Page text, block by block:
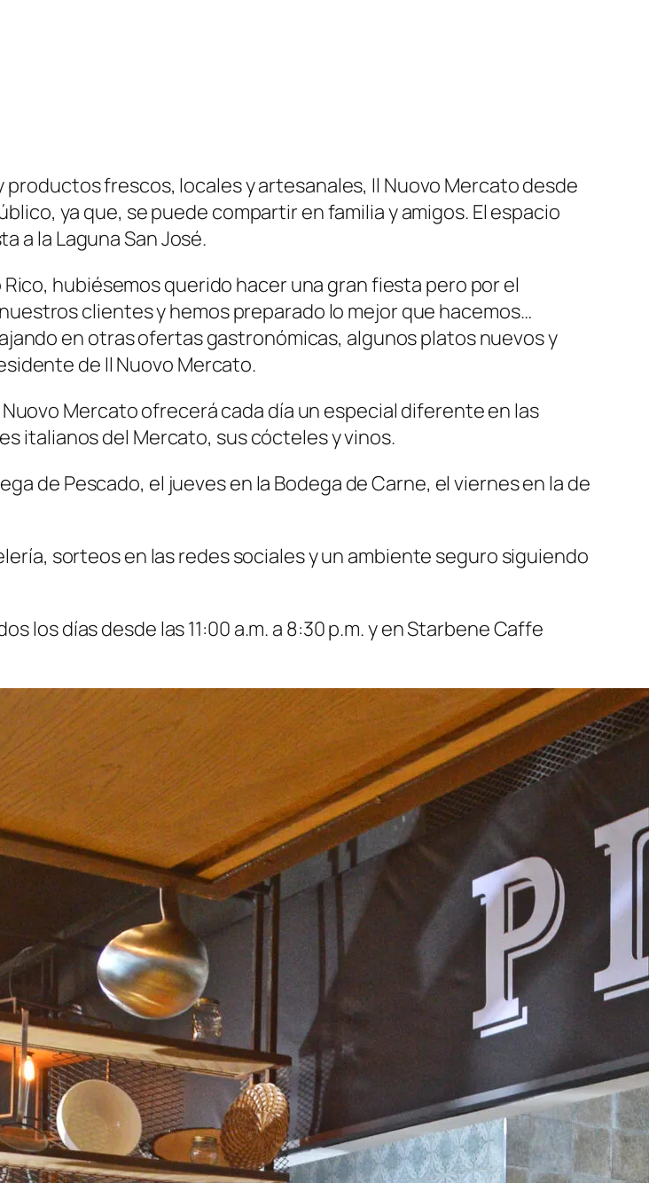
frescos, locales y artesanales, Il Nuovo Mercato desde
ya que, se puede compartir en familia y amigos. El espacio
a la Laguna San José.
hubiésemos querido hacer una gran fiesta pero por el
clientes y hemos preparado lo mejor que hacemos…
en otras ofertas gastronómicas, algunos platos nuevos y
de Il Nuovo Mercato.
Mercato ofrecerá cada día un especial diferente en las
italianos del Mercato, sus cócteles y vinos.
de Pescado, el jueves en la Bodega de Carne, el viernes en la de
sorteos en las redes sociales y un ambiente seguro siguiendo
los días desde las 11:00 a.m. a 8:30 p.m. y en Starbene Caffe